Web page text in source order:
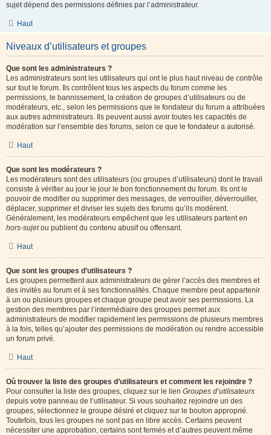
sujet dépend des permissions définies par l’administrateur.
Haut
Niveaux d’utilisateurs et groupes
Que sont les administrateurs ?
Les administrateurs sont les utilisateurs qui ont le plus haut niveau de contrôle
sur tout le forum. Ils contrôlent tous les aspects du forum comme les
permissions, le bannissement, la création de groupes d’utilisateurs ou de
modérateurs, etc., selon les permissions que le fondateur du forum a attribuées
aux autres administrateurs. Ils peuvent aussi avoir toutes les capacités de
modération sur l’ensemble des forums, selon ce que le fondateur a autorisé.
Haut
Que sont les modérateurs ?
Les modérateurs sont des utilisateurs (ou groupes d’utilisateurs) dont le travail
consiste à vérifier au jour le jour le bon fonctionnement du forum. Ils ont le
pouvoir de modifier ou supprimer des messages, de verrouiller, déverrouiller,
déplacer, supprimer et diviser les sujets des forums qu’ils modèrent.
Généralement, les modérateurs empêchent que les utilisateurs partent en
hors-sujetou publient du contenu abusif ou offensant.
Haut
Que sont les groupes d’utilisateurs ?
Les groupes permettent aux administrateurs de gérer l’accès des membres et
des invités au forum et à ses fonctionnalités. Chaque membre peut appartenir
à un ou plusieurs groupes et chaque groupe peut avoir ses permissions. La
gestion des membres par l’intermédiaire des groupes permet aux
administrateurs de modifier rapidement les permissions de plusieurs membres
à la fois, telles qu’ajouter des permissions de modération ou rendre accessible
un forum privé.
Haut
Où trouver la liste des groupes d’utilisateurs et comment les rejoindre ?
Pour consulter la liste des groupes, cliquez sur le lien Groupes d’utilisateurs
depuis votre panneau de l’utilisateur. Si vous souhaitez rejoindre un des
groupes, sélectionnez le groupe désiré et cliquez sur le bouton approprié.
Toutefois, tous les groupes ne sont pas en libre accès. Certains peuvent
nécessiter une approbation, certains sont fermés et d’autres peuvent même